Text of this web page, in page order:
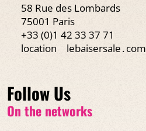
58 Rue des Lombards
75001 Paris
+33 (0)1 42 33 37 71
location
lebaisersale․com
Follow Us
On the networks